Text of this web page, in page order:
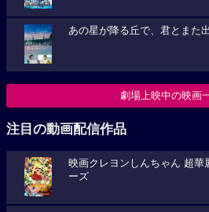
あの星が降る丘で、君とまた
劇場上映中の映画
注目の動画配信作品
映画クレヨンしんちゃん 超華
ーズ